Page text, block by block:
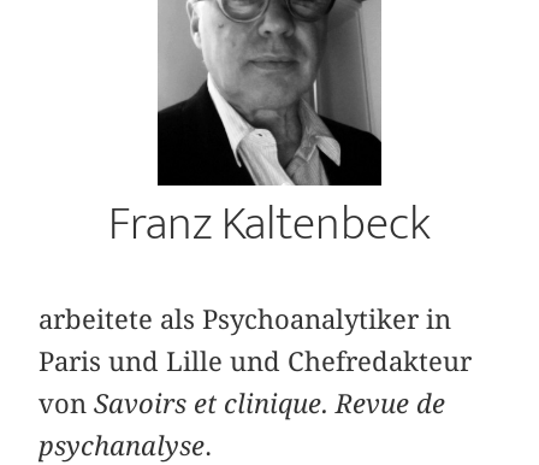
Franz Kaltenbeck
arbeitete als Psychoanalytiker in
Paris und Lille und Chefredakteur
vonSavoirs et clinique. Revue de
psychanalyse.